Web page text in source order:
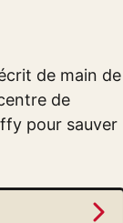
de main de
de
pour sauver